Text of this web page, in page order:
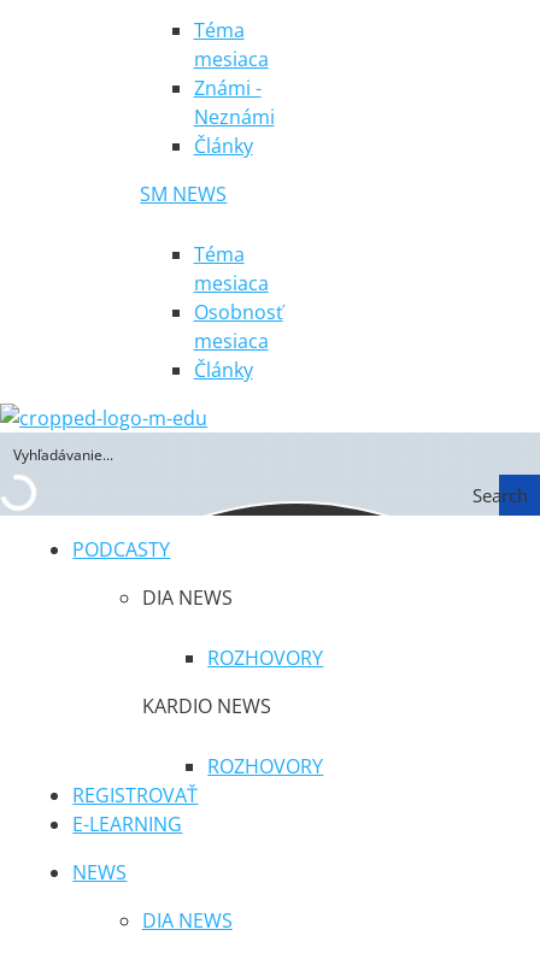
Téma
mesiaca
Známi -
Neznámi
Články
SM NEWS
Téma
mesiaca
Osobnosť
mesiaca
Články
Search
PODCASTY
DIA NEWS
ROZHOVORY
KARDIO NEWS
ROZHOVORY
REGISTROVAŤ
E-LEARNING
NEWS
DIA NEWS